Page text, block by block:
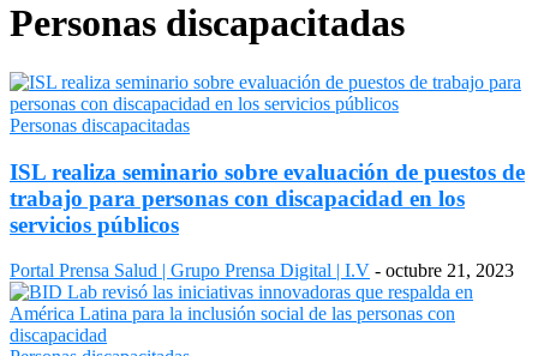
Personas discapacitadas
Personas discapacitadas
ISL realiza seminario sobre evaluación de puestos de
trabajo para personas con discapacidad en los
servicios públicos
Portal Prensa Salud | Grupo Prensa Digital | I.V - octubre 21, 2023